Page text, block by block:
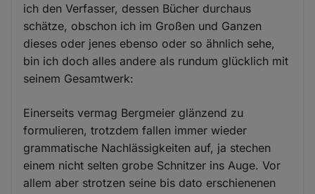
ich den Verfasser, dessen Bücher durchaus
schätze, obschon ich im Großen und Ganzen
dieses oder jenes ebenso oder so ähnlich sehe,
bin ich doch alles andere als rundum glücklich mit
seinem Gesamtwerk:
Einerseits vermag Bergmeier glänzend zu
formulieren, trotzdem fallen immer wieder
grammatische Nachlässigkeiten auf, ja stechen
einem nicht selten grobe Schnitzer ins Auge. Vor
allem aber strotzen seine bis dato erschienenen